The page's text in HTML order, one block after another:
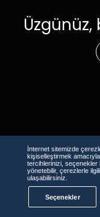
İnternet sitemizde
kişiselleştirmek
tercihlerinizi, seçenekler
yönetebilir, çerezlerle
ulaşabilirsiniz.
Seçenekler